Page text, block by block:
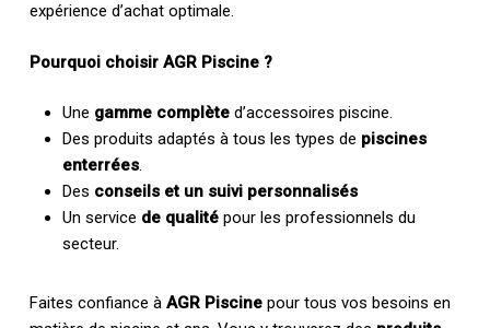
expérience d’achat optimale.
Pourquoi choisir AGR Piscine ?
Une gamme complèted’accessoires piscine.
Des produits adaptés à tous les types de piscines
enterrées.
Des conseils et un suivi personnalisés
Un service de qualitépour les professionnels du
secteur.
Faites confiance à AGR Piscinepour tous vos besoins en